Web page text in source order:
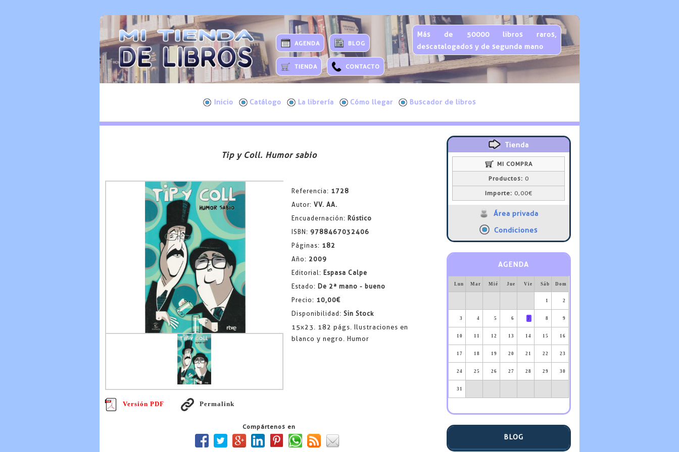
AGENDA BLOG
TIENDA CONTACTO
Más de 50000 libros raros,
descatalogados y de segunda mano
Inicio Catálogo La librería Cómo llegar Buscador de libros
Tip y Coll. Humor sabio
Referencia: 1728
Autor: VV. AA.
Encuadernación: Rústico
ISBN: 9788467032406
Páginas: 182
Año: 2009
Editorial: Espasa Calpe
Estado: De 2ª mano - bueno
Precio: 10,00€
Disponibilidad: Sin Stock
15x23. 182 págs. Ilustraciones en
blanco y negro. Humor
Versión PDF Permalink
Compártenos en
Tienda
MI COMPRA
Productos: 0
Importe: 0,00€
Área privada
Condiciones
AGENDA
Lun Mar Mié Jue Vie Sáb Dom
1 2
3 4 5 6 7 8 9
10 11 12 13 14 15 16
17 18 19 20 21 22 23
24 25 26 27 28 29 30
31
BLOG